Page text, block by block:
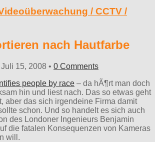
/ CCTV /
nach Hautfarbe
Juli 15, 2008 • 0 Comments
people by race – da hÃ¶rt man doch
hin und liest nach. Das so etwas geht
aber das sich irgendeine Firma damit
schon. Und so handelt es sich auch
des Londoner Ingenieurs Benjamin
die fatalen Konsequenzen von Kameras
will.